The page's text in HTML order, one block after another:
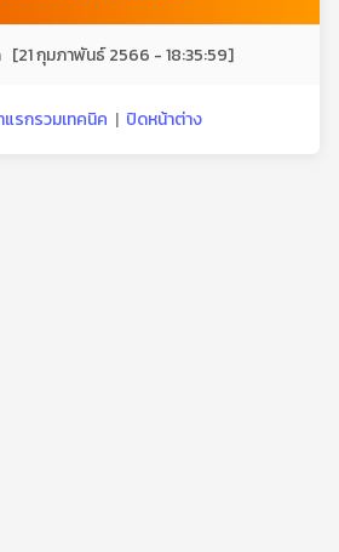
[21 กุมภาพันธ์ 2566 - 18:35:59]
รกรวมเทคนิค | ปิดหน้าต่าง